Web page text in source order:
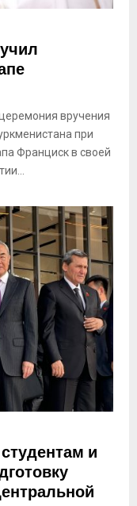
вручения
при
Франциск в своей
и